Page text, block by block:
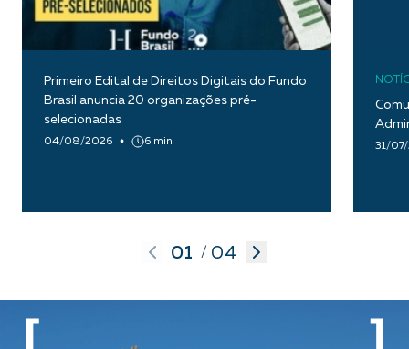
Primeiro Edital de Direitos Digitais do Fundo
Brasil anuncia 20 organizações pré-
selecionadas
04/08/2026 6 min 31/
01 / 04